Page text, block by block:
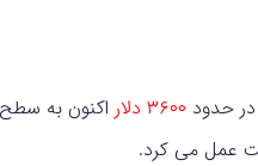
۳۶۰۰ دلار
اکنون به
عمل می کرد.